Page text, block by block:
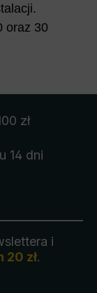
oraz 30
zł
14 dni
i
20 zł.